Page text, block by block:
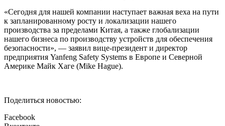
«Сегодня для нашей компании наступает важная веха на пути
к запланированному росту и локализации нашего
производства за пределами Китая, а также глобализации
нашего бизнеса по производству устройств для обеспечения
безопасности», — заявил вице-президент и директор
предприятия Yanfeng Safety Systems в Европе и Северной
Америке Майк Хаге (Mike Hague).
Поделиться новостью:
Facebook